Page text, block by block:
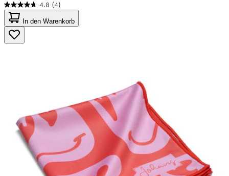
4.8 (4)
4.8
von
5
Sternen.
4
In den Warenkorb